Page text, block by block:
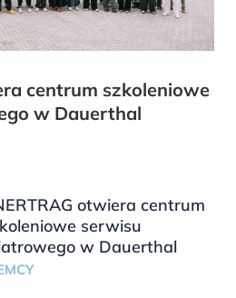
centrum szkoleniowe
w Dauerthal
otwiera centrum
serwisu
w Dauerthal